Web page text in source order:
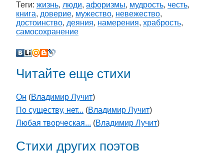
Теги: жизнь, люди, афоризмы, мудрость, честь,
книга, доверие, мужество, невежество,
достоинство, деяния, намерения, храбрость,
самосохранение
Читайте еще стихи
Он (Владимир Лучит)
По существу, нет... (Владимир Лучит)
Любая творческая... (Владимир Лучит)
Стихи других поэтов